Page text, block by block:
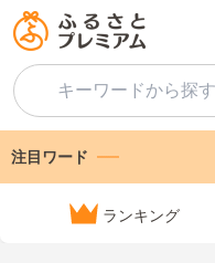
注目ワード
ランキング